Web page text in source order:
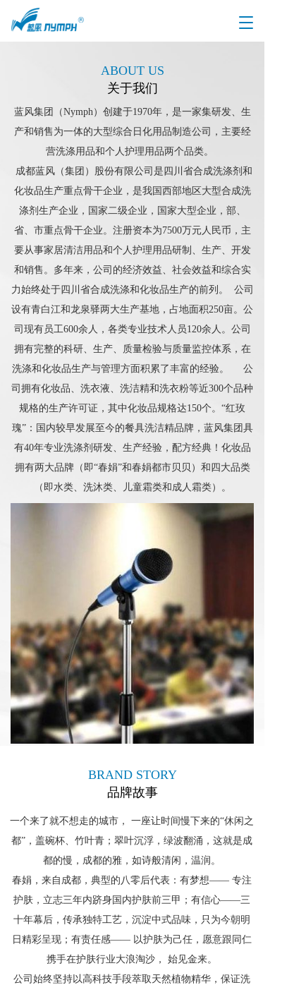
T
n
v
g
a
t
n
ABOUT US
关于我们
蓝风集团（Nymph）创建于1970年，是一家集研发、生
产和销售为一体的大型综合日化用品制造公司，主要经
营洗涤用品和个人护理用品两个品类。
化妆品生产重点骨干企业，是我国西部地区大型合成洗
涤剂生产企业，国家二级企业，国家大型企业，部、
省、市重点骨干企业。注册资本为7500万元人民币，主
要从事家居清洁用品和个人护理用品研制、生产、开发
和销售。多年来，公司的经济效益、社会效益和综合实
力始终处于四川省合成洗涤和化妆品生产的前列。  公司
设有青白江和龙泉驿两大生产基地，占地面积250亩。公
司现有员工600余人，各类专业技术人员120余人。公司
拥有完整的科研、生产、质量检验与质量监控体系，在
洗涤和化妆品生产与管理方面积累了丰富的经验。     公
司拥有化妆品、洗衣液、洗洁精和洗衣粉等近300个品种
规格的生产许可证，其中化妆品规格达150个。“红玫
瑰”：国内较早发展至今的餐具洗洁精品牌，蓝风集团具
有40年专业洗涤剂研发、生产经验，配方经典！化妆品
拥有两大品牌（即“春娟”和春娟都市贝贝）和四大品类
（即水类、洗沐类、儿童霜类和成人霜类）。
BRAND STORY
品牌故事
一个来了就不想走的城市， 一座让时间慢下来的“休闲之
都”，盖碗杯、竹叶青；翠叶沉浮，绿波翻涌，这就是成
都的慢，成都的雅，如诗般清闲，温润。
春娟，来自成都，典型的八零后代表：有梦想—— 专注
护肤，立志三年内跻身国内护肤前三甲；有信心——三
十年幕后，传承独特工艺，沉淀中式品味，只为今朝明
日精彩呈现；有责任感—— 以护肤为己任，愿意跟同仁
携手在护肤行业大浪淘沙， 始见金来。
公司始终坚持以高科技手段萃取天然植物精华，保证洗